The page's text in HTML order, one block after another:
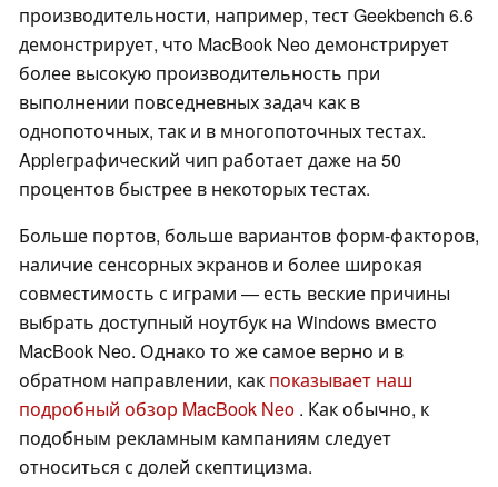
производительности, например, тест Geekbench 6.6
демонстрирует, что MacBook Neo демонстрирует
более высокую производительность при
выполнении повседневных задач как в
однопоточных, так и в многопоточных тестах.
Appleграфический чип работает даже на 50
процентов быстрее в некоторых тестах.
Больше портов, больше вариантов форм-факторов,
наличие сенсорных экранов и более широкая
совместимость с играми — есть веские причины
выбрать доступный ноутбук на Windows вместо
MacBook Neo. Однако то же самое верно и в
обратном направлении, как показывает наш
подробный обзор MacBook Neo . Как обычно, к
подобным рекламным кампаниям следует
относиться с долей скептицизма.